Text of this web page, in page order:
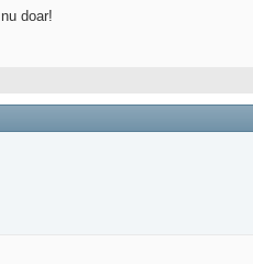
doar!